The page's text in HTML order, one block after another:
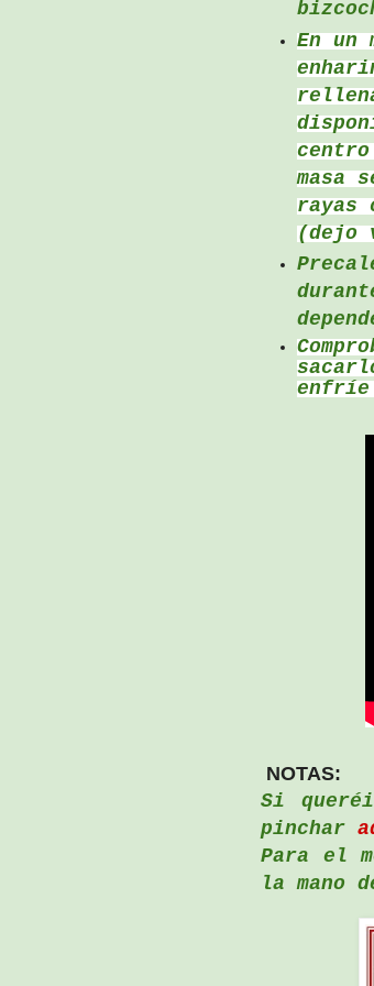
En un
masa
rayas
(dejo
enfríe
NOTAS:
Si
pinchar
Para el
la mano